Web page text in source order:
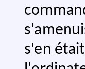
s'en